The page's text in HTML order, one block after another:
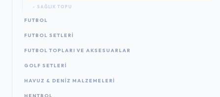
- SAĞLIK TOPU
FUTBOL
FUTBOL SETLERI
FUTBOL TOPLARI VE AKSESUARLAR
GOLF SETLERI
HAVUZ & DENIZ MALZEMELERI